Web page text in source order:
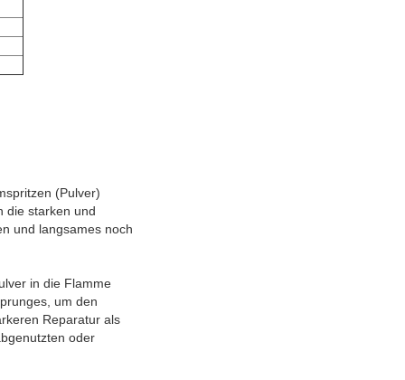
(Pulver)
die starken und
und langsames noch
in die Flamme
um den
Reparatur als
oder